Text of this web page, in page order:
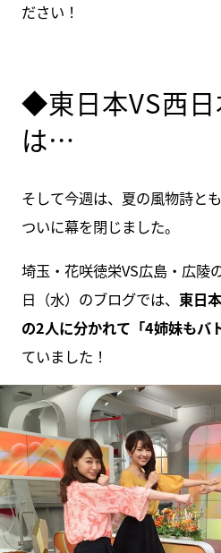
ださい！
◆東日本VS西日
は…
そして今週は、夏の風物詩と
ついに幕を閉じました。
埼玉・花咲徳栄VS広島・広陵
日（水）のブログでは、 東日
の2人に分かれて「4姉妹もバ
ていました！